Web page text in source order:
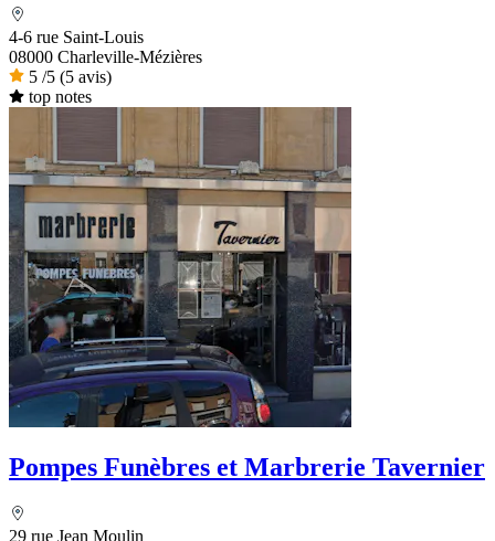
4-6 rue Saint-Louis
08000 Charleville-Mézières
5 /5 (5 avis)
top notes
Pompes Funèbres et Marbrerie Tavernier
29 rue Jean Moulin